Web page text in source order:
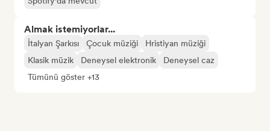
Almak istemiyorlar...
İtalyan Şarkısı Çocuk müziği
Hristiyan müziği
Klasik müzik
Deneysel elektronik
Deneysel caz
Tümünü göster +13